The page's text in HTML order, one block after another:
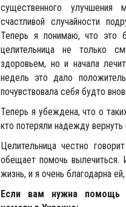
существенного
счастливой случайности
Теперь я понимаю, что это
целительница не только
здоровьем, но и начала
недель это дало
почувствовала себя будто
Теперь я убеждена, что о
кто потеряли надежду
Целительница честно
обещает помочь
жизнь, и я очень благодарна
Если вам нужна помощь